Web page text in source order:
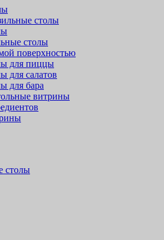
столы
столы
поверхностью
для пиццы
для салатов
для бара
витрины
столы